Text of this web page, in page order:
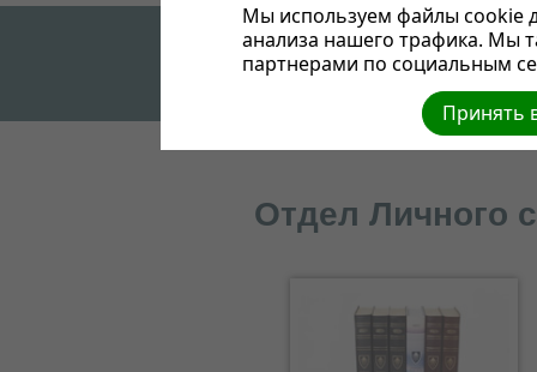
Отдел Личного
Мы используем файлы cookie
анализа нашего трафика. Мы
партнерами по социальным
Принять